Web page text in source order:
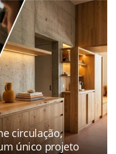
circulação,
único projeto